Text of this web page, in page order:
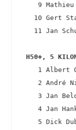
9
10 Gert
11 Jan
H50+, 5
1 Albert
2 André
3 Jan
4 Jan
5 Dick